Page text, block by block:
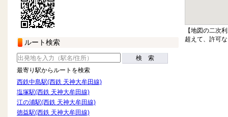
ルート検索
検 索
最寄り駅からルートを検索
西鉄中島駅(西鉄 天神大牟田線)
塩塚駅(西鉄 天神大牟田線)
江の浦駅(西鉄 天神大牟田線)
徳益駅(西鉄 天神大牟田線)
【地図の二次
超えて、許可